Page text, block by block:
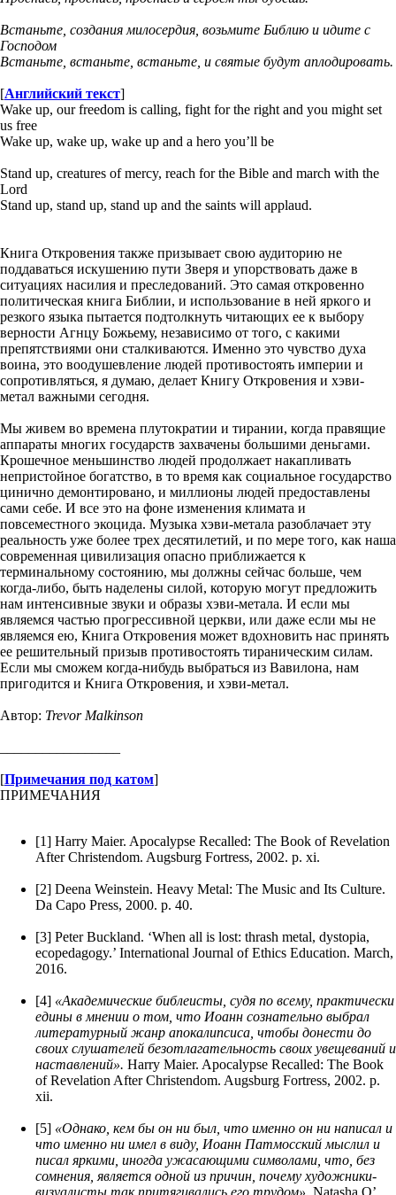
Встаньте, создания милосердия, возьмите Библию и идите с
Господом
Встаньте, встаньте, встаньте, и святые будут аплодировать.
[Английский текст]
Wake up, our freedom is calling, fight for the right and you might set
us free
Wake up, wake up, wake up and a hero you’ll be
Stand up, creatures of mercy, reach for the Bible and march with the
Lord
Stand up, stand up, stand up and the saints will applaud.
Книга Откровения также призывает свою аудиторию не
поддаваться искушению пути Зверя и упорствовать даже в
ситуациях насилия и преследований. Это самая откровенно
политическая книга Библии, и использование в ней яркого и
резкого языка пытается подтолкнуть читающих ее к выбору
верности Агнцу Божьему, независимо от того, с какими
препятствиями они сталкиваются. Именно это чувство духа
воина, это воодушевление людей противостоять империи и
сопротивляться, я думаю, делает Книгу Откровения и хэви-
метал важными сегодня.
Мы живем во времена плутократии и тирании, когда правящие
аппараты многих государств захвачены большими деньгами.
Крошечное меньшинство людей продолжает накапливать
непристойное богатство, в то время как социальное государство
цинично демонтировано, и миллионы людей предоставлены
сами себе. И все это на фоне изменения климата и
повсеместного экоцида. Музыка хэви-метала разоблачает эту
реальность уже более трех десятилетий, и по мере того, как наша
современная цивилизация опасно приближается к
терминальному состоянию, мы должны сейчас больше, чем
когда-либо, быть наделены силой, которую могут предложить
нам интенсивные звуки и образы хэви-метала. И если мы
являемся частью прогрессивной церкви, или даже если мы не
являемся ею, Книга Откровения может вдохновить нас принять
ее решительный призыв противостоять тираническим силам.
Если мы сможем когда-нибудь выбраться из Вавилона, нам
пригодится и Книга Откровения, и хэви-метал.
Автор: Trevor Malkinson
[Примечания под катом]
ПРИМЕЧАНИЯ
[1] Harry Maier. Apocalypse Recalled: The Book of Revelation
After Christendom. Augsburg Fortress, 2002. p. xi.
[2] Deena Weinstein. Heavy Metal: The Music and Its Culture.
Da Capo Press, 2000. p. 40.
[3] Peter Buckland. ‘When all is lost: thrash metal, dystopia,
ecopedagogy.’ International Journal of Ethics Education. March,
2016.
[4] «Академические библеисты, судя по всему, практически
едины в мнении о том, что Иоанн сознательно выбрал
литературный жанр апокалипсиса, чтобы донести до
своих слушателей безотлагательность своих увещеваний и
наставлений». Harry Maier. Apocalypse Recalled: The Book
of Revelation After Christendom. Augsburg Fortress, 2002. p.
xii.
[5] «Однако, кем бы он ни был, что именно он ни написал и
что именно ни имел в виду, Иоанн Патмосский мыслил и
писал яркими, иногда ужасающими символами, что, без
сомнения, является одной из причин, почему художники-
визуалисты так притягивались его трудом». Natasha O’